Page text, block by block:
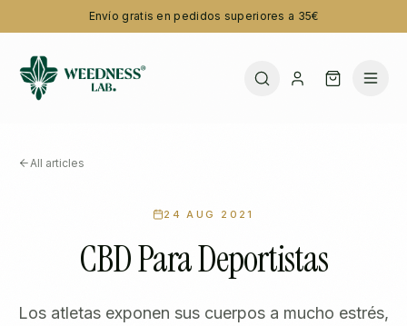
Envío gratis en pedidos superiores a 35€
All articles
24 AUG 2021
CBD Para Deportistas
Los atletas exponen sus cuerpos a mucho estrés,